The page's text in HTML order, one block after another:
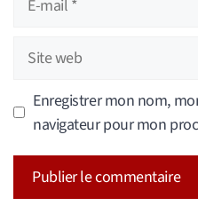
Site
web
Enregistrer mon nom,
navigateur pour mon